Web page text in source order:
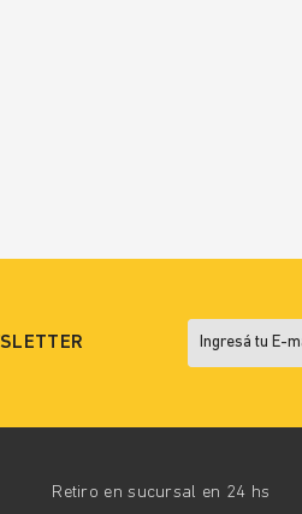
Retiro en sucursal en 24 hs